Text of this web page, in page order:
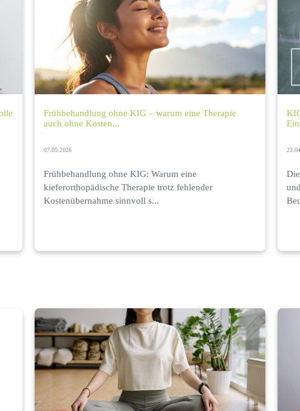
Frühbehandlung ohne KIG – warum eine Therapie
auch ohne Kosten...
07.05.2026
Frühbehandlung ohne KIG: Warum eine
kieferorthopädische Therapie trotz fehlender
Kostenübernahme sinnvoll s...